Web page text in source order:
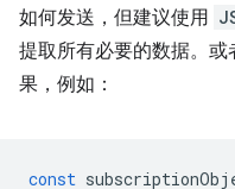
如何发送，但建议使用
提取所有必要的数据。
果，例如：
const